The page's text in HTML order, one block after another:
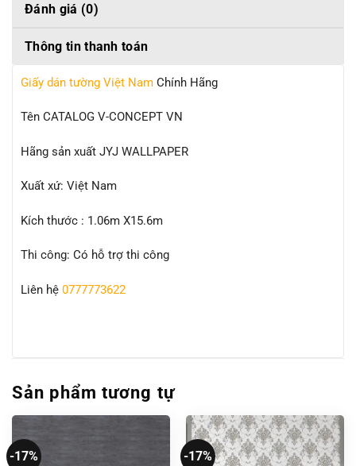
Đánh giá (0)
Thông tin thanh toán
Giấy dán tường Việt Nam Chính Hãng
Tên CATALOG V-CONCEPT VN
Hãng sản xuất JYJ WALLPAPER
Xuất xứ: Việt Nam
Kích thước : 1.06m X15.6m
Thi công: Có hỗ trợ thi công
Liên hệ 0777773622
Sản phẩm tương tự
-17% -17%